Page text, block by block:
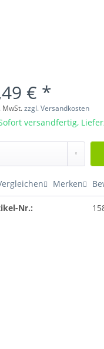
€ *
MwSt.zzgl. Versandkosten
versandfertig,
Merken
Nr.: